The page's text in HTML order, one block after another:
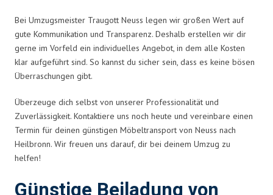
Bei Umzugsmeister Traugott Neuss legen wir großen Wert auf
gute Kommunikation und Transparenz. Deshalb erstellen wir dir
gerne im Vorfeld ein individuelles Angebot, in dem alle Kosten
klar aufgeführt sind. So kannst du sicher sein, dass es keine bösen
Überraschungen gibt.
Überzeuge dich selbst von unserer Professionalität und
Zuverlässigkeit. Kontaktiere uns noch heute und vereinbare einen
Termin für deinen günstigen Möbeltransport von Neuss nach
Heilbronn. Wir freuen uns darauf, dir bei deinem Umzug zu
helfen!